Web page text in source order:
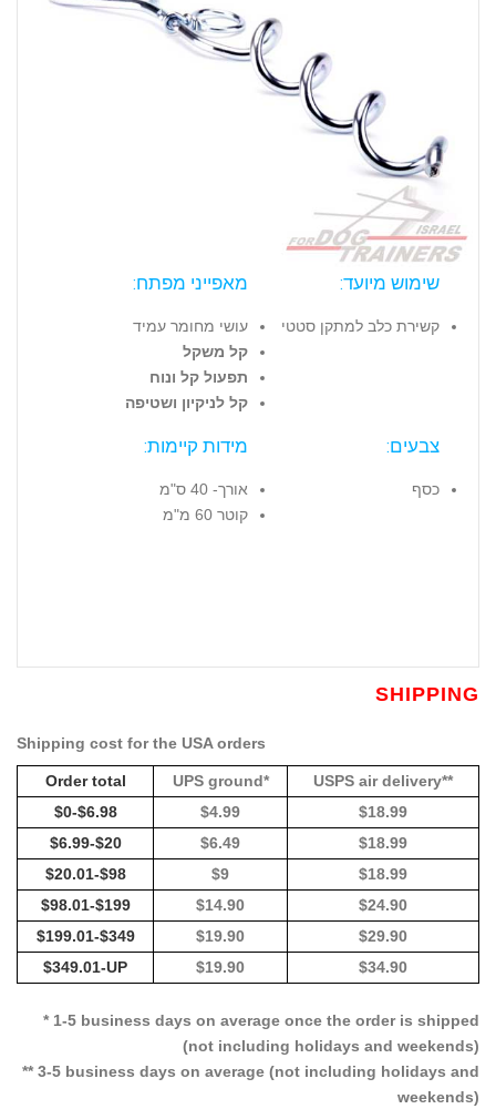
מאפייני מפתח:
עושי מחומר עמיד
קל משקל
תפעול קל ונוח
קל לניקיון ושטיפה
שימוש מיועד:
קשירת כלב למתקן סטטי
מידות קיימות:
אורך- 40 ס"מ
קוטר 60 מ"מ
צבעים:
כסף
SHIPPING
Shipping cost for the USA orders
Order total UPS ground*
USPS air delivery**
$0-$6.98
$4.99
$18.99
$6.99-$20
$6.49
$18.99
$20.01-$98
$9
$18.99
$98.01-$199
$14.90
$24.90
$199.01-$349
$19.90
$29.90
$349.01-UP
$19.90 $34.90
* 1-5 business days on average once the order is shipped
(not including holidays and weekends)
** 3-5 business days on average (not including holidays and
weekends)